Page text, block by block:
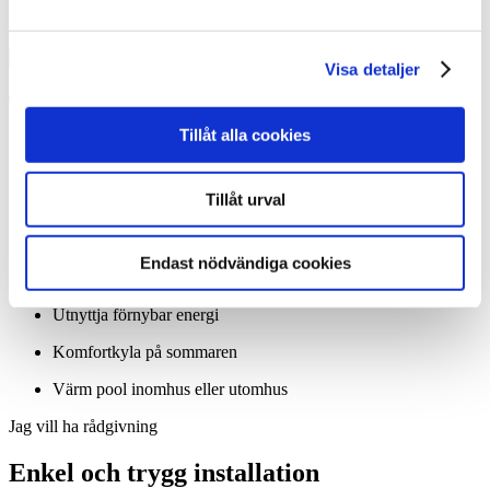
Visa detaljer
Tillåt alla cookies
Tillåt urval
Endast nödvändiga cookies
Tack! Vi återkommer snarast.
Misslyckades
Spara pengar från första dagen
Ditt hus ökar i värde
Utnyttja förnybar energi
Komfortkyla på sommaren
Värm pool inomhus eller utomhus
Jag vill ha rådgivning
Enkel och trygg installation